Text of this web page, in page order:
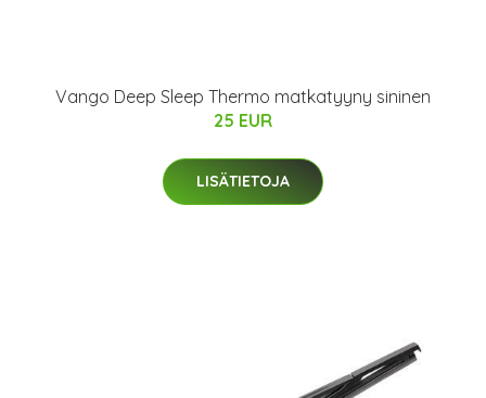
Vango Deep Sleep Thermo matkatyyny sininen
25 EUR
LISÄTIETOJA